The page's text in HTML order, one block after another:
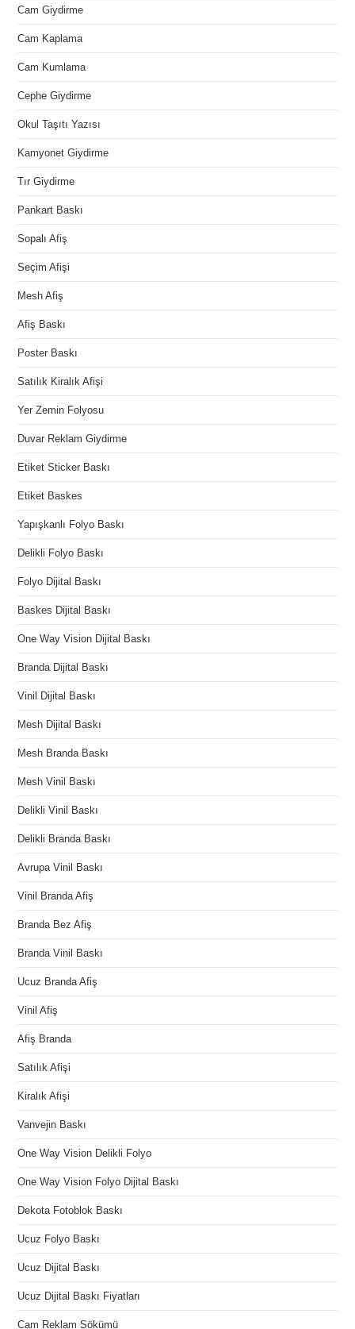
Cam Giydirme
Cam Kaplama
Cam Kumlama
Cephe Giydirme
Okul Taşıtı Yazısı
Kamyonet Giydirme
Tır Giydirme
Pankart Baskı
Sopalı Afiş
Seçim Afişi
Mesh Afiş
Afiş Baskı
Poster Baskı
Satılık Kiralık Afişi
Yer Zemin Folyosu
Duvar Reklam Giydirme
Etiket Sticker Baskı
Etiket Baskes
Yapışkanlı Folyo Baskı
Delikli Folyo Baskı
Folyo Dijital Baskı
Baskes Dijital Baskı
One Way Vision Dijital Baskı
Branda Dijital Baskı
Vinil Dijital Baskı
Mesh Dijital Baskı
Mesh Branda Baskı
Mesh Vinil Baskı
Delikli Vinil Baskı
Delikli Branda Baskı
Avrupa Vinil Baskı
Vinil Branda Afiş
Branda Bez Afiş
Branda Vinil Baskı
Ucuz Branda Afiş
Vinil Afiş
Afiş Branda
Satılık Afişi
Kiralık Afişi
Vanvejin Baskı
One Way Vision Delikli Folyo
One Way Vision Folyo Dijital Baskı
Dekota Fotoblok Baskı
Ucuz Folyo Baskı
Ucuz Dijital Baskı
Ucuz Dijital Baskı Fiyatları
Cam Reklam Sökümü